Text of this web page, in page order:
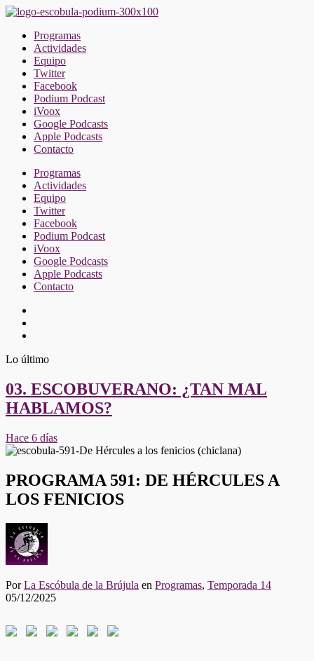
Saltar
contenidoProgramas
Actividades
Equipo
Twitter
Facebook
Podium Podcast
iVoox
Google Podcasts
Apple Podcasts
Contacto
Programas
Actividades
Equipo
Twitter
Facebook
Podium Podcast
iVoox
Google Podcasts
Apple Podcasts
Contacto
Lo último
03. ESCOBUVERANO: ¿TAN MAL
HABLAMOS?
Hace 6 días
PROGRAMA 591: DE HÉRCULES A
LOS FENICIOS
PorLa Escóbula de la Brújula en Programas, Temporada 14
05/12/2025